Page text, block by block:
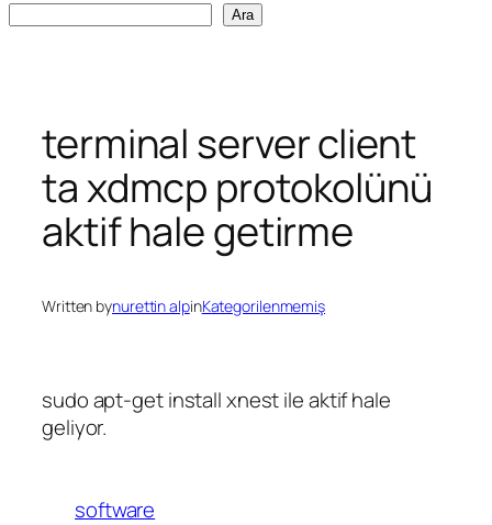
Ara
terminal server client
ta xdmcp protokolünü
aktif hale getirme
Written bynurettin alpinKategorilenmemiş
sudo apt-get install xnest ile aktif hale
geliyor.
software